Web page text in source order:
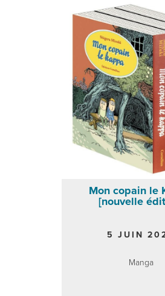
Mon copain le
[nouvelle
5 JUIN
Manga